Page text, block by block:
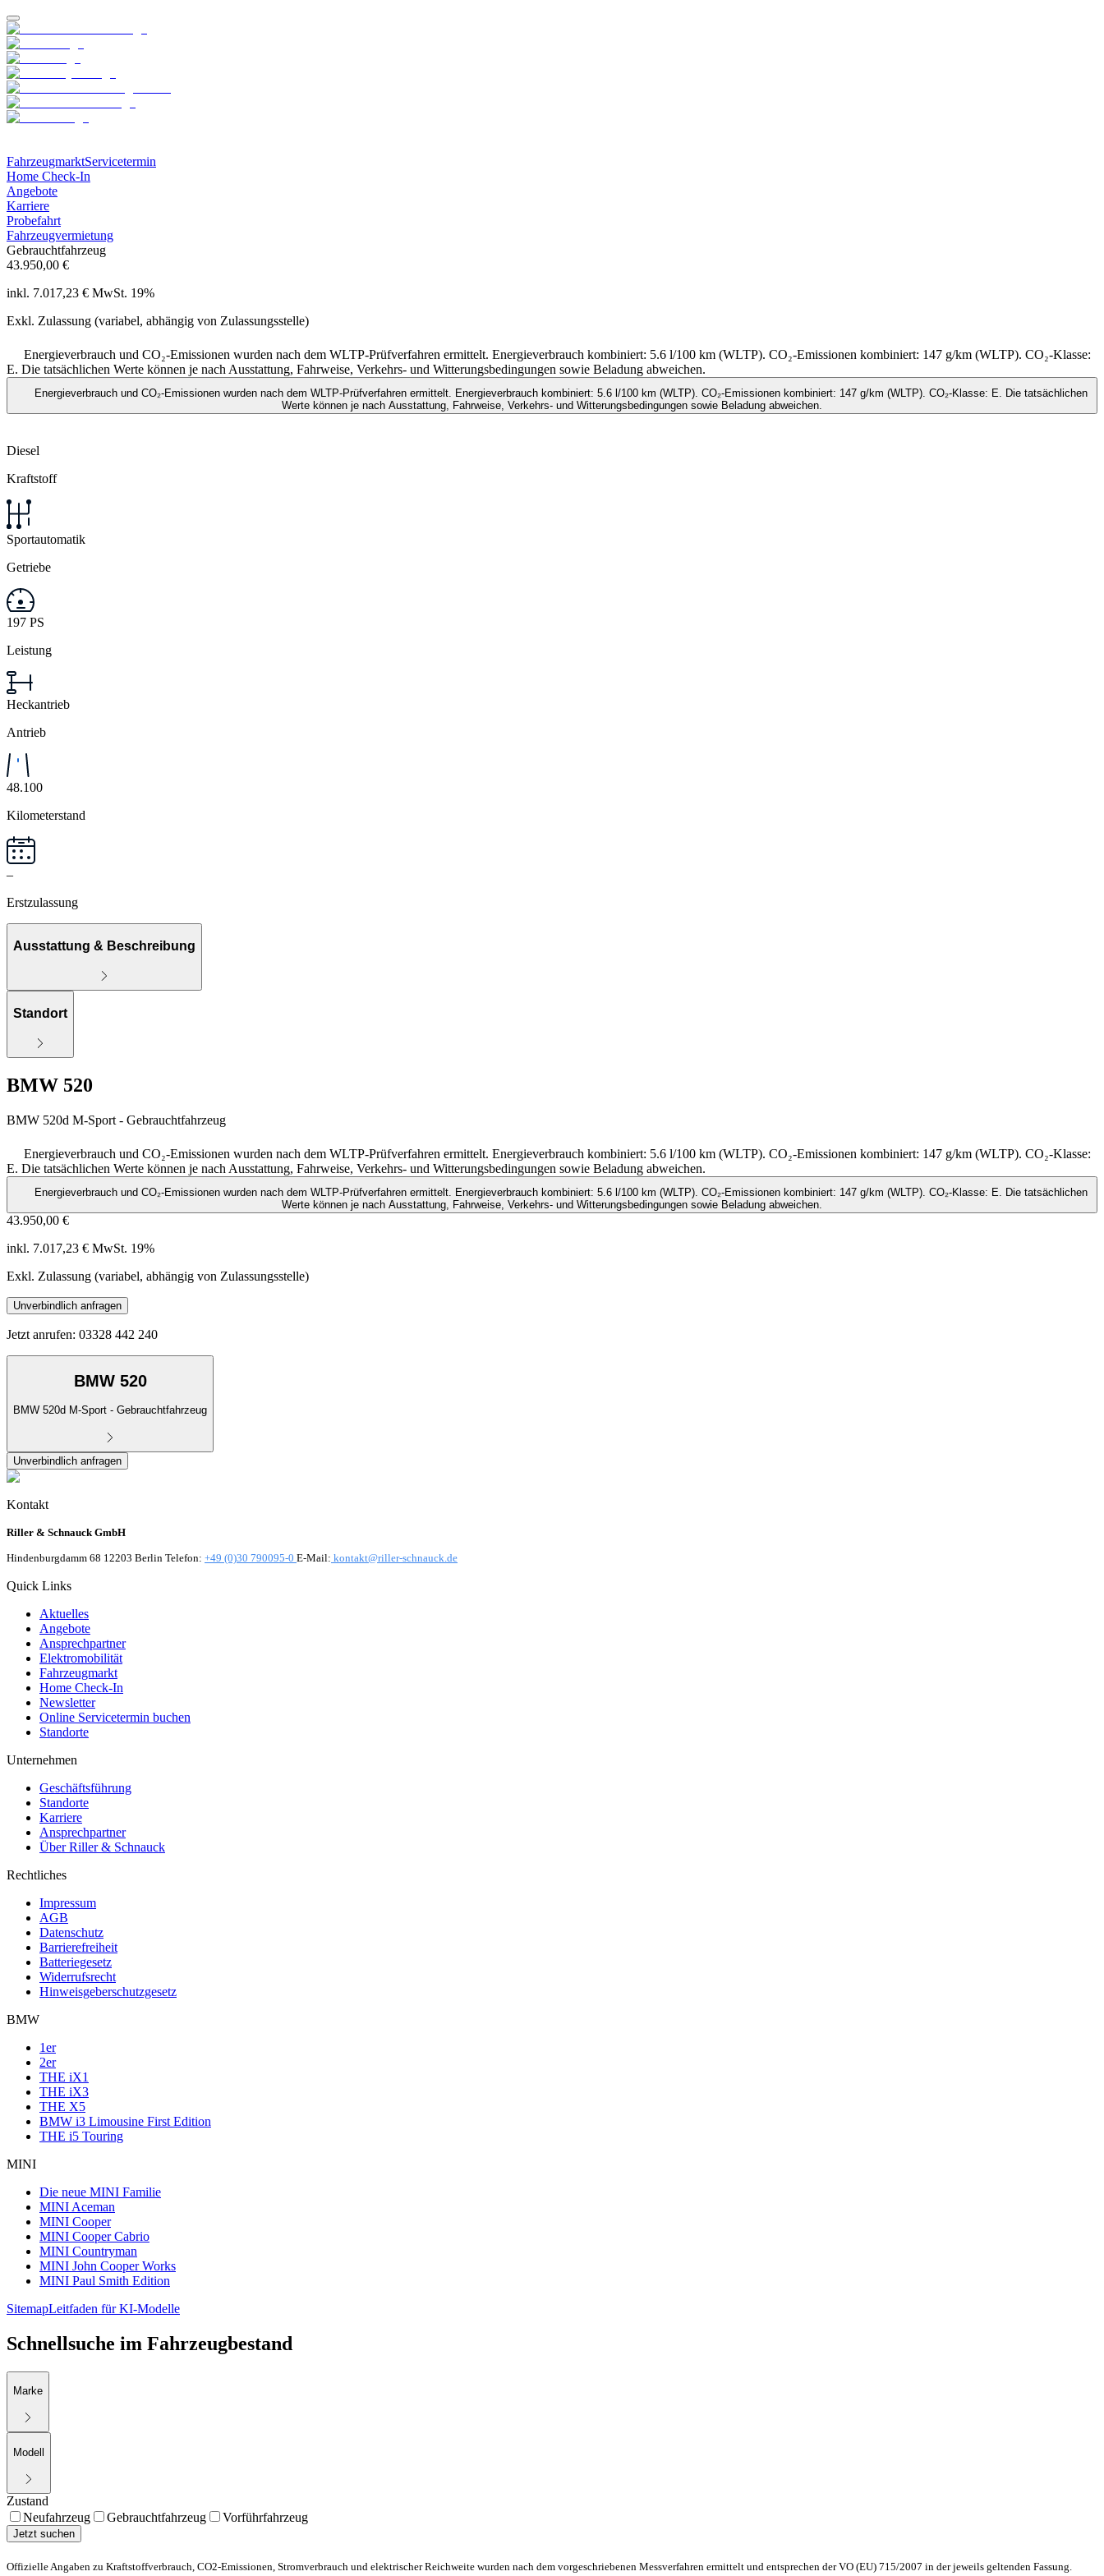
FahrzeugmarktServicetermin
Home Check-In
Angebote
Karriere
Probefahrt
Fahrzeugvermietung
Gebrauchtfahrzeug
43.950,00 €
inkl. 7.017,23 € MwSt. 19%
Exkl. Zulassung (variabel, abhängig von Zulassungsstelle)
Energieverbrauch und CO₂-Emissionen wurden nach dem WLTP-Prüfverfahren ermittelt. Energieverbrauch kombiniert: 5.6 l/100 km (WLTP). CO₂-Emissionen kombiniert: 147 g/km (WLTP). CO₂-Klasse:
E. Die tatsächlichen Werte können je nach Ausstattung, Fahrweise, Verkehrs- und Witterungsbedingungen sowie Beladung abweichen.
Energieverbrauch und CO₂-Emissionen wurden nach dem WLTP-Prüfverfahren ermittelt. Energieverbrauch kombiniert: 5.6 l/100 km (WLTP). CO₂-Emissionen kombiniert: 147 g/km (WLTP). CO₂-Klasse: E. Die tatsächlichen
Werte können je nach Ausstattung, Fahrweise, Verkehrs- und Witterungsbedingungen sowie Beladung abweichen.
Diesel
Kraftstoff
Sportautomatik
Getriebe
197 PS
Leistung
Heckantrieb
Antrieb
48.100
Kilometerstand
–
Erstzulassung
Ausstattung & Beschreibung
Standort
BMW 520
BMW 520d M-Sport - Gebrauchtfahrzeug
Energieverbrauch und CO₂-Emissionen wurden nach dem WLTP-Prüfverfahren ermittelt. Energieverbrauch kombiniert: 5.6 l/100 km (WLTP). CO₂-Emissionen kombiniert: 147 g/km (WLTP). CO₂-Klasse:
E. Die tatsächlichen Werte können je nach Ausstattung, Fahrweise, Verkehrs- und Witterungsbedingungen sowie Beladung abweichen.
Energieverbrauch und CO₂-Emissionen wurden nach dem WLTP-Prüfverfahren ermittelt. Energieverbrauch kombiniert: 5.6 l/100 km (WLTP). CO₂-Emissionen kombiniert: 147 g/km (WLTP). CO₂-Klasse: E. Die tatsächlichen
Werte können je nach Ausstattung, Fahrweise, Verkehrs- und Witterungsbedingungen sowie Beladung abweichen.
43.950,00 €
inkl. 7.017,23 € MwSt. 19%
Exkl. Zulassung (variabel, abhängig von Zulassungsstelle)
Unverbindlich anfragen
Jetzt anrufen: 03328 442 240
BMW 520
BMW 520d M-Sport - Gebrauchtfahrzeug
Unverbindlich anfragen
Kontakt
Riller & Schnauck GmbH
Hindenburgdamm 68 12203 Berlin Telefon: +49 (0)30 790095-0 E-Mail: kontakt@riller-schnauck.de
Quick Links
Aktuelles
Angebote
Ansprechpartner
Elektromobilität
Fahrzeugmarkt
Home Check-In
Newsletter
Online Servicetermin buchen
Standorte
Unternehmen
Geschäftsführung
Standorte
Karriere
Ansprechpartner
Über Riller & Schnauck
Rechtliches
Impressum
AGB
Datenschutz
Barrierefreiheit
Batteriegesetz
Widerrufsrecht
Hinweisgeberschutzgesetz
BMW
1er
2er
THE iX1
THE iX3
THE X5
BMW i3 Limousine First Edition
THE i5 Touring
MINI
Die neue MINI Familie
MINI Aceman
MINI Cooper
MINI Cooper Cabrio
MINI Countryman
MINI John Cooper Works
MINI Paul Smith Edition
SitemapLeitfaden für KI-Modelle
Schnellsuche im Fahrzeugbestand
Marke
Modell
Zustand
Neufahrzeug
Gebrauchtfahrzeug Vorführfahrzeug
Jetzt suchen
Offizielle Angaben zu Kraftstoffverbrauch, CO2-Emissionen, Stromverbrauch und elektrischer Reichweite wurden nach dem vorgeschriebenen Messverfahren ermittelt und entsprechen der VO (EU) 715/2007 in der jeweils geltenden Fassung.